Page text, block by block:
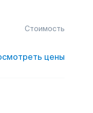
Стоимость
цены